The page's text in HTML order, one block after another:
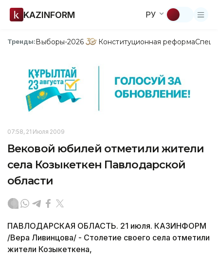
KAZINFORM РУ
Тренды:Выборы-2026 Конституционная реформа
07:58, 21 Июля 2009
Вековой юбилей отметили жители
села Козыкеткен Павлодарской
области
ПАВЛОДАРСКАЯ ОБЛАСТЬ. 21 июля. КАЗИНФОРМ
/Вера Ливинцова/ - Столетие своего села отметили
жители Козыкеткена,